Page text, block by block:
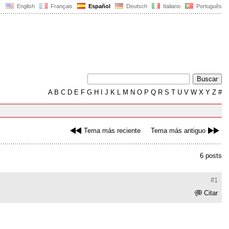
English Français Español Deutsch Italiano Português
AB C D E F G H J K L M N O P Q R S T U V W X Y Z #
Tema más reciente Tema más antiguo
6 posts
#1
Citar